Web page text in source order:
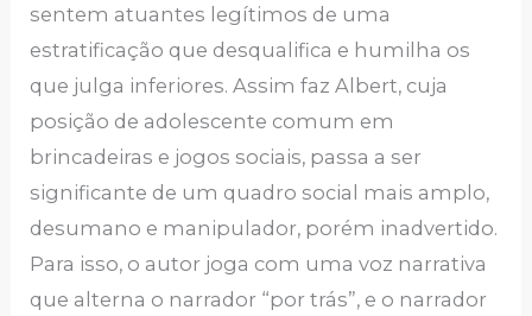
sentem atuantes legítimos de uma
estratificação que desqualifica e humilha os
que julga inferiores. Assim faz Albert, cuja
posição de adolescente comum em
brincadeiras e jogos sociais, passa a ser
significante de um quadro social mais amplo,
desumano e manipulador, porém inadvertido.
Para isso, o autor joga com uma voz narrativa
que alterna o narrador “por trás”, e o narrador